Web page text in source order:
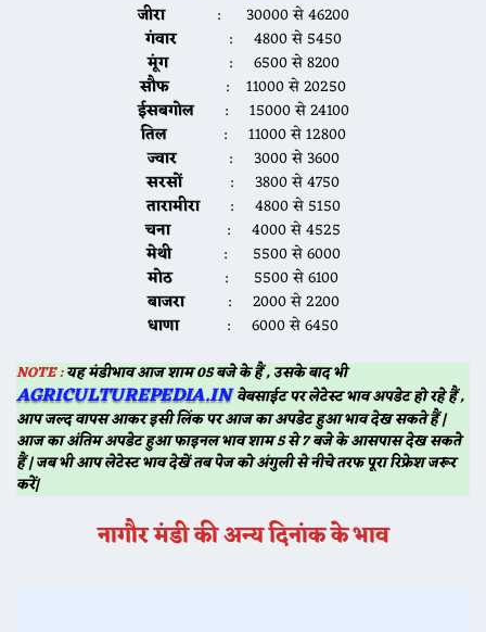
जीरा: 30000 से 46200
गंवार: 4800 से 5450
मूंग: 6500 से 8200
सौफ: 11000 से 20250
ईसबगोल: 15000 से 24100
तिल: 11000 से 12800
ज्वार: 3000 से 3600
सरसों: 3800 से 4750
तारामीरा: 4800 से 5150
चना: 4000 से 4525
मेथी: 5500 से 6000
मोठ
: 5500 से 6100
बाजरा: 2000 से 2200
धाणा: 6000 से 6450
NOTE :यह मंडीभाव आज शाम 05 बजे के हैं , उसके बाद भी
AGRICULTUREPEDIA.INवेबसाईट पर लेटेस्ट भाव अपडेट हो रहे हैं ,
आप जल्द वापस आकर इसी लिंक पर आज का अपडेट हुआ भाव देख सकते हैं |
आज का अंतिम अपडेट हुआ फाइनल भाव शाम 5 से 7 बजे के आसपास देख सकते
हैं | जब भी आप लेटेस्ट भाव देखें तब पेज को अंगुली से नीचे तरफ पूरा रिफ्रेश जरूर
करें|
नागौरमंडी की अन्य दिनांक के भाव